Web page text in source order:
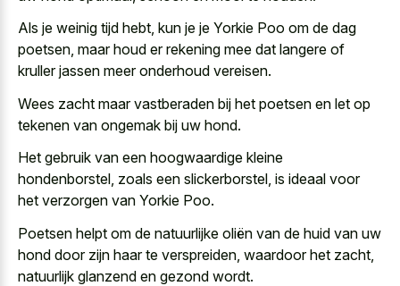
Als je weinig tijd hebt, kun je je Yorkie Poo om de dag
poetsen, maar houd er rekening mee dat langere of
kruller jassen meer onderhoud vereisen.
Wees zacht maar vastberaden bij het poetsen en let op
tekenen van ongemak bij uw hond.
Het gebruik van een hoogwaardige kleine
hondenborstel, zoals een slickerborstel, is ideaal voor
het verzorgen van Yorkie Poo.
Poetsen helpt om de natuurlijke oliën van de huid van uw
hond door zijn haar te verspreiden, waardoor het zacht,
natuurlijk glanzend en gezond wordt.